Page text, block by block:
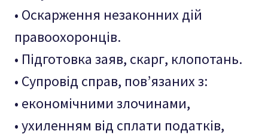
• Оскарження незаконних дій
правоохоронців.
• Підготовка заяв, скарг, клопотань.
• Супровід справ, пов’язаних з:
• економічними злочинами,
• ухиленням від сплати податків,